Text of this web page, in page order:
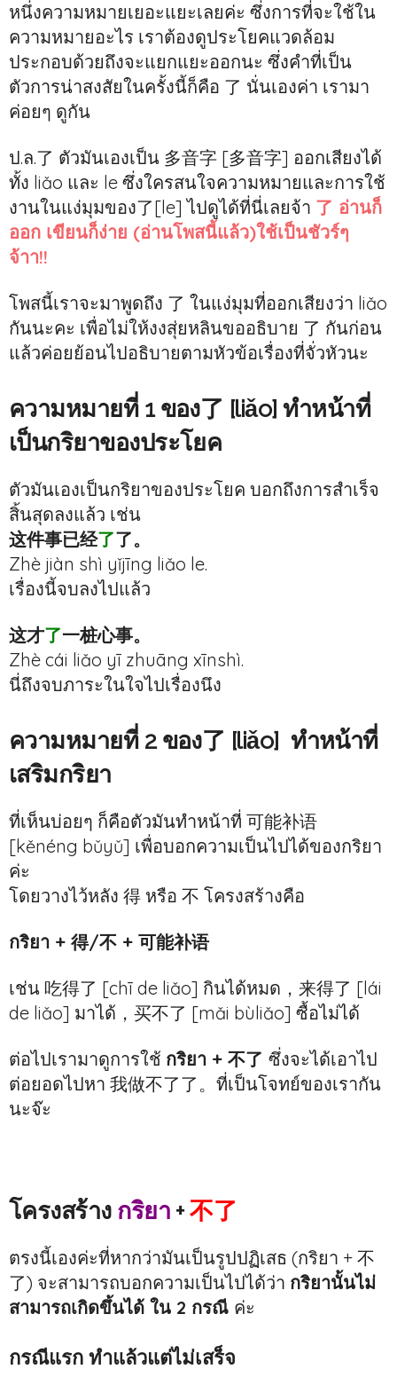
หนึ่งความหมายเยอะแยะเลยค่ะ ซึ่งการที่จะใช้ใน
ความหมายอะไร เราต้องดูประโยคแวดล้อม
ประกอบด้วยถึงจะแยกแยะออกนะ ซึ่งคำที่เป็น
ตัวการน่าสงสัยในครั้งนี้ก็คือ 了 นั่นเองค่า เรามา
ค่อยๆ ดูกัน
ป.ล.了 ตัวมันเองเป็น 多音字 [多音字] ออกเสียงได้
ทั้ง liǎo และ le ซึ่งใครสนใจความหมายและการใช้
งานในแง่มุมของ了[le] ไปดูได้ที่นี่เลยจ้า 了 อ่านก็
ออก เขียนก็ง่าย (อ่านโพสนี้แล้ว)ใช้เป็นชัวร์ๆ
จ้าา!!
โพสนี้เราจะมาพูดถึง 了 ในแง่มุมที่ออกเสียงว่า liǎo
กันนะคะ เพื่อไม่ให้งงสุ่ยหลินขออธิบาย 了 กันก่อน
แล้วค่อยย้อนไปอธิบายตามหัวข้อเรื่องที่จั่วหัวนะ
ความหมายที่ 1 ของ了 [liǎo] ทำหน้าที่
เป็นกริยาของประโยค
ตัวมันเองเป็นกริยาของประโยค บอกถึงการสำเร็จ
สิ้นสุดลงแล้ว เช่น
这件事已经了了。
Zhè jiàn shì yǐjīng liǎo le.
เรื่องนี้จบลงไปแล้ว
这才了一桩心事。
Zhè cái liǎo yī zhuāng xīnshì.
นี่ถึงจบภาระในใจไปเรื่องนึง
ความหมายที่ 2 ของ了 [liǎo] ทำหน้าที่
เสริมกริยา
ที่เห็นบ่อยๆ ก็คือตัวมันทำหน้าที่ 可能补语
[kěnéng bǔyǔ] เพื่อบอกความเป็นไปได้ของกริยา
ค่ะ
โดยวางไว้หลัง 得 หรือ 不 โครงสร้างคือ
กริยา + 得/不 + 可能补语
เช่น 吃得了 [chī de liǎo] กินได้หมด，来得了 [lái
de liǎo] มาได้，买不了 [mǎi bùliǎo] ซื้อไม่ได้
ต่อไปเรามาดูการใช้ กริยา + 不了 ซึ่งจะได้เอาไป
ต่อยอดไปหา 我做不了了。ที่เป็นโจทย์ของเรากัน
นะจ๊ะ
โครงสร้าง กริยา+不了
ตรงนี้เองค่ะที่หากว่ามันเป็นรูปปฏิเสธ (กริยา + 不
了) จะสามารถบอกความเป็นไปได้ว่า กริยานั้นไม่
สามารถเกิดขึ้นได้ ใน 2 กรณี ค่ะ
กรณีแรก ทำแล้วแต่ไม่เสร็จ